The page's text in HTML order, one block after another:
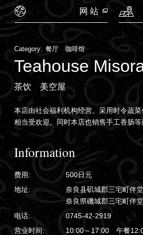
网站
Category: 餐厅 咖啡馆
Teahouse
茶饮 美空屋
本店由社会福利机构经营。采用时令蔬菜
相当受欢迎。同时本店也销售手工香肠等
Information
费用:
500日元
地址:
奈良县矶城郡三宅町伴
奈良県磯城郡三宅町伴
电话:
0745-42-2919
营业时间:
10:00～17:00 午餐